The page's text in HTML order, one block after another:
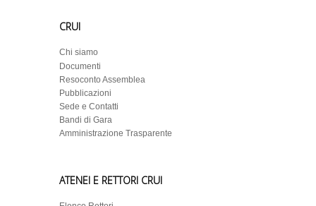
CRUI
Chi siamo
Documenti
Resoconto Assemblea
Pubblicazioni
Sede e Contatti
Bandi di Gara
Amministrazione Trasparente
ATENEI E RETTORI CRUI